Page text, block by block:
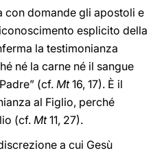
con domande gli apostoli e
esplicito della
la testimonianza
né la carne né il sangue
(cf. Mt16, 17). È il
al Figlio, perché
(cf. Mt11, 27).
a cui Gesù